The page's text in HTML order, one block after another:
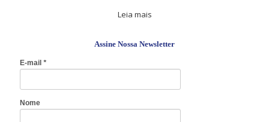
Leia mais
Assine Nossa Newsletter